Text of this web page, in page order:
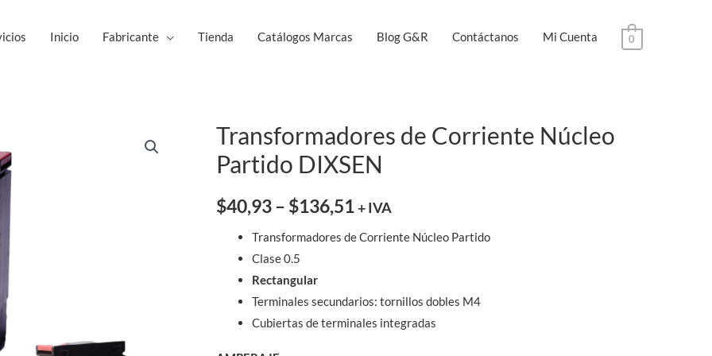
Inicio Fabricante Tienda Catálogos Marcas Blog G&R Contáctanos Mi Cuenta 0
Transformadores de Corriente Núcleo
Partido DIXSEN
$40,93– $136,51+ IVA
Transformadores de Corriente Núcleo Partido
Clase 0.5
Rectangular
Terminales secundarios: tornillos dobles M4
Cubiertas de terminales integradas
Transformadores
Corriente
Núcleo
Partido
DIXSEN
cantidad